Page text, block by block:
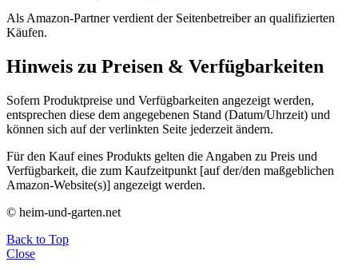
Als Amazon-Partner verdient der Seitenbetreiber an qualifizierten
Käufen.
Hinweis zu Preisen & Verfügbarkeiten
Sofern Produktpreise und Verfügbarkeiten angezeigt werden,
entsprechen diese dem angegebenen Stand (Datum/Uhrzeit) und
können sich auf der verlinkten Seite jederzeit ändern.
Für den Kauf eines Produkts gelten die Angaben zu Preis und
Verfügbarkeit, die zum Kaufzeitpunkt [auf der/den maßgeblichen
Amazon-Website(s)] angezeigt werden.
© heim-und-garten.net
Back to Top
Close